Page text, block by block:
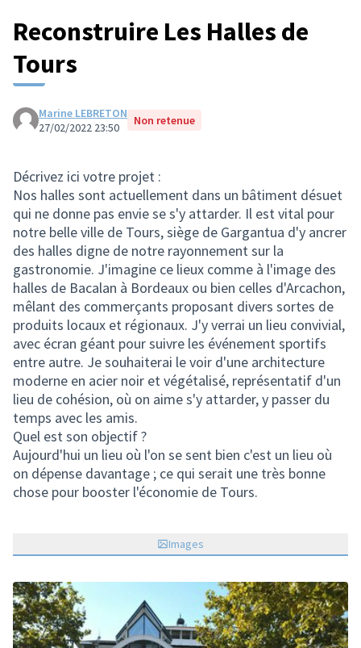
Reconstruire Les Halles de
Tours
Marine LEBRETON
27/02/2022 23:50
Non retenue
Décrivez ici votre projet :
Nos halles sont actuellement dans un bâtiment désuet
qui ne donne pas envie se s'y attarder. Il est vital pour
notre belle ville de Tours, siège de Gargantua d'y ancrer
des halles digne de notre rayonnement sur la
gastronomie. J'imagine ce lieux comme à l'image des
halles de Bacalan à Bordeaux ou bien celles d'Arcachon,
mêlant des commerçants proposant divers sortes de
produits locaux et régionaux. J'y verrai un lieu convivial,
avec écran géant pour suivre les événement sportifs
entre autre. Je souhaiterai le voir d'une architecture
moderne en acier noir et végétalisé, représentatif d'un
lieu de cohésion, où on aime s'y attarder, y passer du
temps avec les amis.
Quel est son objectif ?
Aujourd'hui un lieu où l'on se sent bien c'est un lieu où
on dépense davantage ; ce qui serait une très bonne
chose pour booster l'économie de Tours.
Images